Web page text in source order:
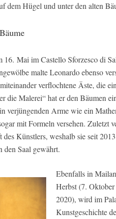
dem Hügel und unter den alten
Mai im Castello Sforzesco di
malte Leonardo ebenso
verflochtene Äste, die
die Malerei“ hat er den Bäumen
verjüngenden Arme wie ein
mit Formeln versehen. Zuletzt
Künstlers, weshalb sie seit
den Saal gewährt.
Ebenfalls in
Herbst (7.
2020), wird im
Kunstgeschichte